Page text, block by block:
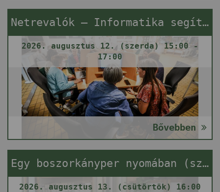
Netrevalók – Informatika segítségnyújtás
2026. augusztus 12. (szerda) 15:00 -
17:00
Bővebben
Egy boszorkányper nyomában (szabadulós játék)
2026. augusztus 13. (csütörtök) 16:00